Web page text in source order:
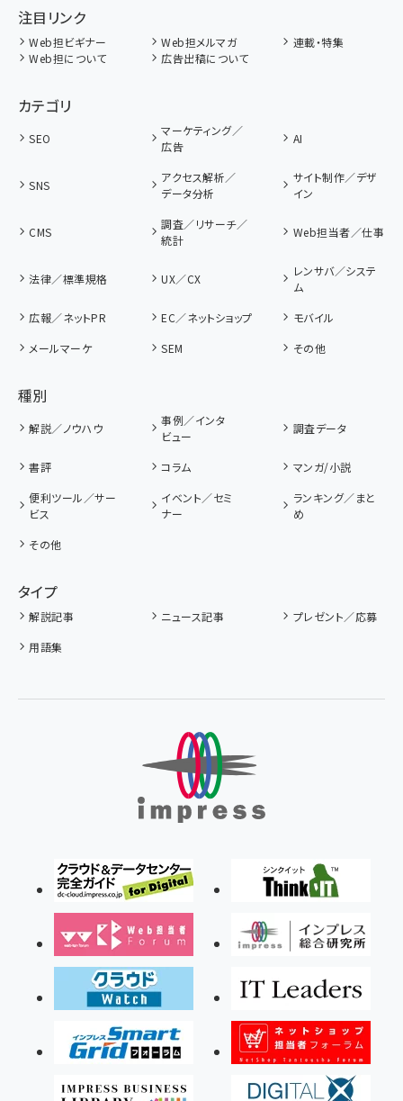
注目リンク
Web担ビギナー Web担メルマガ
連載・特集
Web担について
広告出稿について
カテゴリ
SEO
マーケティング／
広告
AI
SNS
アクセス解析／
データ分析
サイト制作／デザ
イン
CMS
調査／リサーチ／
統計
Web担当者／仕事
法律／標準規格 UX／CX
レンサバ／システ
ム
広報／ネットPR
EC／ネットショップ
モバイル
メールマーケ
SEM その他
種別
解説／ノウハウ
事例／インタ
ビュー
調査データ
書評 コラム
マンガ/小説
便利ツール／サー
ビス
イベント／セミ
ナー
ランキング／まと
め
その他
タイプ
解説記事 ニュース記事
プレゼント／応募
用語集